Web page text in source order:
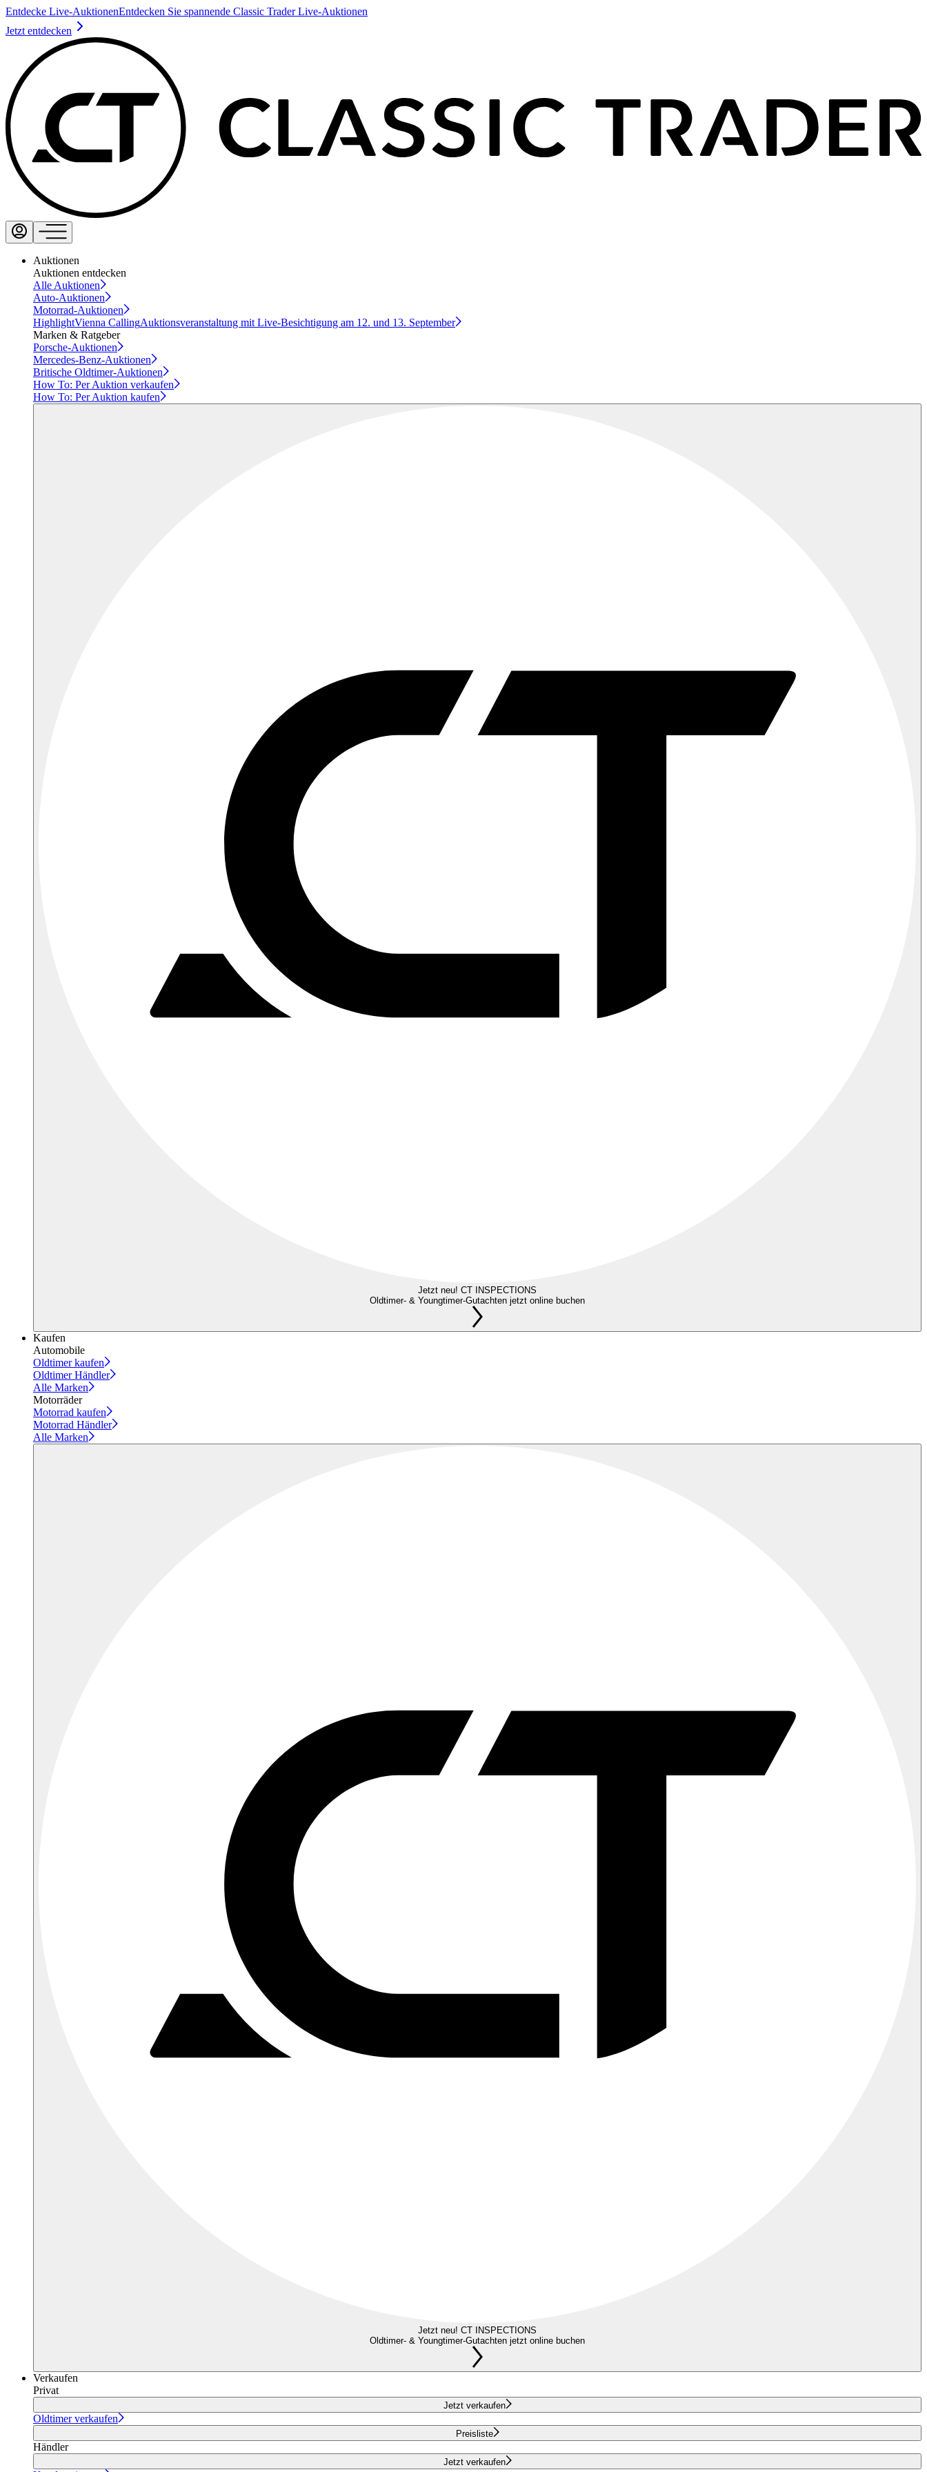
Entdecke Live-AuktionenEntdecken Sie spannende Classic Trader Live-Auktionen
Jetzt entdecken
Auktionen
Auktionen entdecken
Alle Auktionen
Auto-Auktionen
Motorrad-Auktionen
HighlightVienna CallingAuktionsveranstaltung mit Live-Besichtigung am 12. und 13. September
Marken & Ratgeber
Porsche-Auktionen
Mercedes-Benz-Auktionen
Britische Oldtimer-Auktionen
How To: Per Auktion verkaufen
How To: Per Auktion kaufen
Jetzt neu! CT INSPECTIONS
Oldtimer- & Youngtimer-Gutachten jetzt online buchen
Kaufen
Automobile
Oldtimer kaufen
Oldtimer Händler
Alle Marken
Motorräder
Motorrad kaufen
Motorrad Händler
Alle Marken
Jetzt neu! CT INSPECTIONS
Oldtimer- & Youngtimer-Gutachten jetzt online buchen
Verkaufen
Privat
Jetzt verkaufen
Oldtimer verkaufen
Preisliste
Händler
Jetzt verkaufen